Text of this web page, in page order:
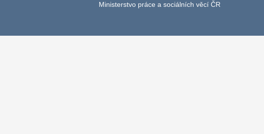
Ministerstvo práce a sociálních věcí ČR